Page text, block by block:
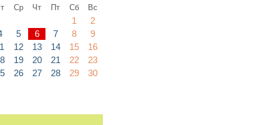
Ср Чт Пт Сб Вс
1
2
5 6 7 8
9
12 13 14 15
16
19 20 21 22
23
26 27 28 29
30